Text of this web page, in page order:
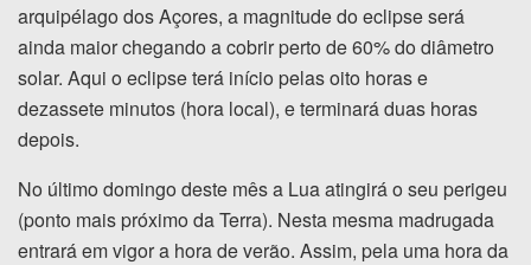
arquipélago dos Açores, a magnitude do eclipse será
ainda maior chegando a cobrir perto de 60% do diâmetro
solar. Aqui o eclipse terá início pelas oito horas e
dezassete minutos (hora local), e terminará duas horas
depois.
No último domingo deste mês a Lua atingirá o seu perigeu
(ponto mais próximo da Terra). Nesta mesma madrugada
entrará em vigor a hora de verão. Assim, pela uma hora da